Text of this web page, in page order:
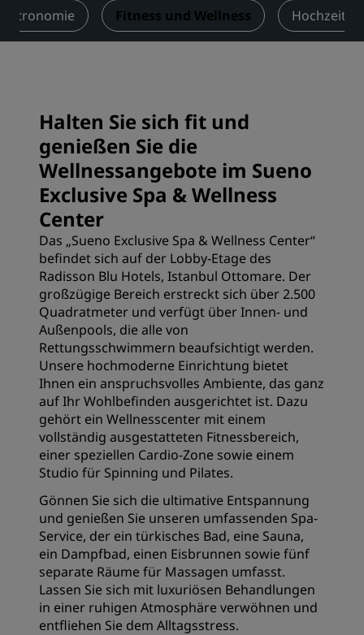
Fitness und Wellness Hochzeiten
Halten Sie sich fit und
genießen Sie die
Wellnessangebote im Sueno
Exclusive Spa & Wellness
Center
Das „Sueno Exclusive Spa & Wellness Center“
befindet sich auf der Lobby-Etage des
Radisson Blu Hotels, Istanbul Ottomare. Der
großzügige Bereich erstreckt sich über 2.500
Quadratmeter und verfügt über Innen- und
Außenpools, die alle von
Rettungsschwimmern beaufsichtigt werden.
Unsere hochmoderne Einrichtung bietet
Ihnen ein anspruchsvolles Ambiente, das ganz
auf Ihr Wohlbefinden ausgerichtet ist. Dazu
gehört ein Wellnesscenter mit einem
vollständig ausgestatteten Fitnessbereich,
einer speziellen Cardio-Zone sowie einem
Studio für Spinning und Pilates.
Gönnen Sie sich die ultimative Entspannung
und genießen Sie unseren umfassenden Spa-
Service, der ein türkisches Bad, eine Sauna,
ein Dampfbad, einen Eisbrunnen sowie fünf
separate Räume für Massagen umfasst.
Lassen Sie sich mit luxuriösen Behandlungen
in einer ruhigen Atmosphäre verwöhnen und
entfliehen Sie dem Alltagsstress.